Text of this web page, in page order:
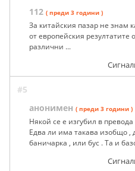
112 ( преди 3 години )
За китайския пазар не знам
от европейския резултатите
различни ...
#5
анонимен ( преди 3 години )
Някой се е изгубил в
Едва ли има такава изобщо ,
баничарка , или бус . Та и